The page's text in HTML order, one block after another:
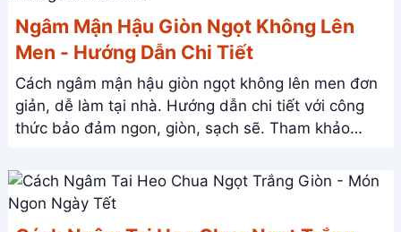
Ngâm Mận Hậu Giòn Ngọt Không Lên
Men - Hướng Dẫn Chi Tiết
Cách ngâm mận hậu giòn ngọt không lên men đơn
giản, dễ làm tại nhà. Hướng dẫn chi tiết với công
thức bảo đảm ngon, giòn, sạch sẽ. Tham khảo